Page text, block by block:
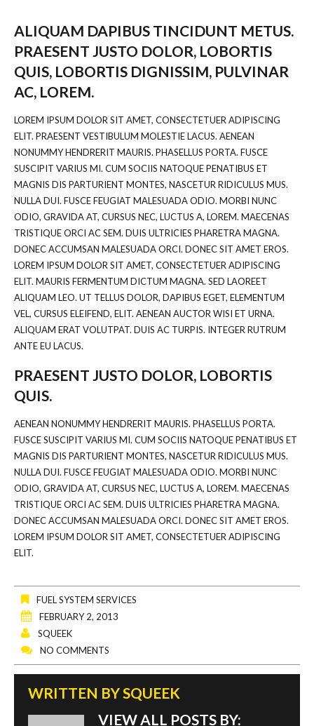
ALIQUAM DAPIBUS TINCIDUNT METUS.
PRAESENT JUSTO DOLOR, LOBORTIS
QUIS, LOBORTIS DIGNISSIM, PULVINAR
AC, LOREM.
LOREM IPSUM DOLOR SIT AMET, CONSECTETUER ADIPISCING
ELIT. PRAESENT VESTIBULUM MOLESTIE LACUS. AENEAN
NONUMMY HENDRERIT MAURIS. PHASELLUS PORTA. FUSCE
SUSCIPIT VARIUS MI. CUM SOCIIS NATOQUE PENATIBUS ET
MAGNIS DIS PARTURIENT MONTES, NASCETUR RIDICULUS MUS.
NULLA DUI. FUSCE FEUGIAT MALESUADA ODIO. MORBI NUNC
ODIO, GRAVIDA AT, CURSUS NEC, LUCTUS A, LOREM. MAECENAS
TRISTIQUE ORCI AC SEM. DUIS ULTRICIES PHARETRA MAGNA.
DONEC ACCUMSAN MALESUADA ORCI. DONEC SIT AMET EROS.
LOREM IPSUM DOLOR SIT AMET, CONSECTETUER ADIPISCING
ELIT. MAURIS FERMENTUM DICTUM MAGNA. SED LAOREET
ALIQUAM LEO. UT TELLUS DOLOR, DAPIBUS EGET, ELEMENTUM
VEL, CURSUS ELEIFEND, ELIT. AENEAN AUCTOR WISI ET URNA.
ALIQUAM ERAT VOLUTPAT. DUIS AC TURPIS. INTEGER RUTRUM
ANTE EU LACUS.
PRAESENT JUSTO DOLOR, LOBORTIS
QUIS.
AENEAN NONUMMY HENDRERIT MAURIS. PHASELLUS PORTA.
FUSCE SUSCIPIT VARIUS MI. CUM SOCIIS NATOQUE PENATIBUS ET
MAGNIS DIS PARTURIENT MONTES, NASCETUR RIDICULUS MUS.
NULLA DUI. FUSCE FEUGIAT MALESUADA ODIO. MORBI NUNC
ODIO, GRAVIDA AT, CURSUS NEC, LUCTUS A, LOREM. MAECENAS
TRISTIQUE ORCI AC SEM. DUIS ULTRICIES PHARETRA MAGNA.
DONEC ACCUMSAN MALESUADA ORCI. DONEC SIT AMET EROS.
LOREM IPSUM DOLOR SIT AMET, CONSECTETUER ADIPISCING
ELIT.
FUEL SYSTEM SERVICES
FEBRUARY 2, 2013
SQUEEK
NO COMMENTS
WRITTEN BYSQUEEK
VIEW ALL POSTS BY: